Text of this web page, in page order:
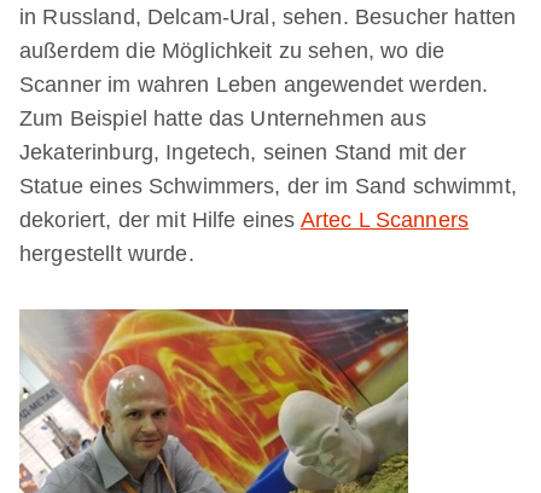
in Russland, Delcam-Ural, sehen. Besucher hatten
außerdem die Möglichkeit zu sehen, wo die
Scanner im wahren Leben angewendet werden.
Zum Beispiel hatte das Unternehmen aus
Jekaterinburg, Ingetech, seinen Stand mit der
Statue eines Schwimmers, der im Sand schwimmt,
dekoriert, der mit Hilfe eines Artec L Scanners
hergestellt wurde.